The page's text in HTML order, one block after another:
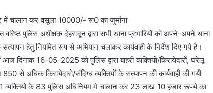
चालान कर वसूला 10000/- रू0 का जुर्माना
पुलिस अधीक्षक देहरादून द्वारा सभी थाना प्रभारियों को अपने-अपने थाना
सत्यापन हेतु नियमित रूप से अभियान चलाकर कार्यवाही के निर्देश दिए गये है।
दिनांक 16-05-2025 को पुलिस द्वारा बाहरी व्यक्तियों/किरायेदारों, घरेलू
से अधिक किरायेदारो/संदिग्ध व्यक्तियों के सत्यापन की कार्यवाही की गयी
व्यक्तियो के 83 पुलिस अधिनियम मे चालान कर 23 लाख 10 हजार रूपये का